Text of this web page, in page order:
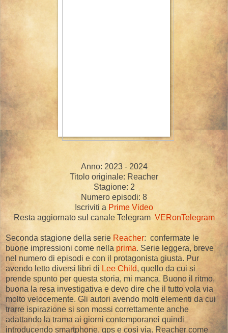
Anno: 2023 - 2024
Titolo originale: Reacher
Stagione: 2
Numero episodi: 8
Iscriviti a Prime Video
Resta aggiornato sul canale Telegram VERonTelegram
Seconda stagione della serie Reacher: confermate le
buone impressioni come nella prima. Serie leggera, breve
nel numero di episodi e con il protagonista giusta. Pur
avendo letto diversi libri di Lee Child, quello da cui si
prende spunto per questa storia, mi manca. Buono il ritmo,
buona la resa investigativa e devo dire che il tutto vola via
molto velocemente. Gli autori avendo molti elementi da cui
trarre ispirazione si son mossi correttamente anche
adattando la trama ai giorni contemporanei quindi
introducendo smartphone, gps e così via. Reacher come